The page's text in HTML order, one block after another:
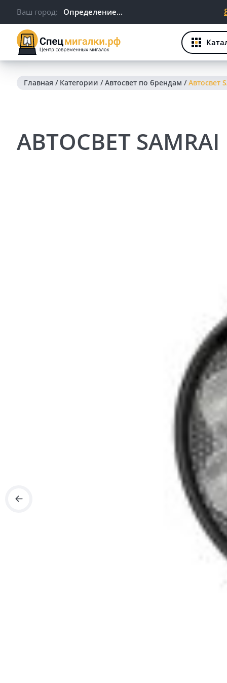
Ваш город: Определение...
Главная / Категории /Автосвет по брендам /Автосвет
АВТОСВЕТ SAMRAI